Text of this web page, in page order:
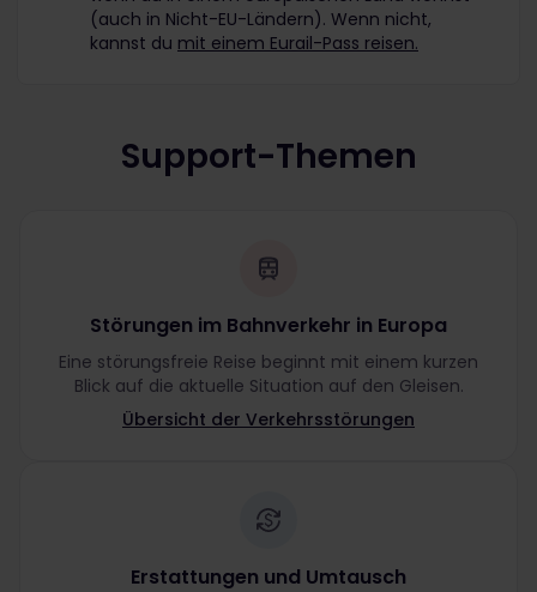
(auch in Nicht-EU-Ländern). Wenn nicht,
kannst du mit einem Eurail-Pass reisen.
Support-Themen
Störungen im Bahnverkehr in Europa
Eine störungsfreie Reise beginnt mit einem kurzen
Blick auf die aktuelle Situation auf den Gleisen.
Übersicht der Verkehrsstörungen
Erstattungen und Umtausch